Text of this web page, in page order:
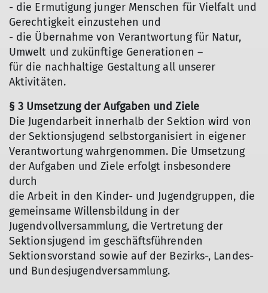
- die Ermutigung junger Menschen für Vielfalt und
Gerechtigkeit einzustehen und
- die Übernahme von Verantwortung für Natur,
Umwelt und zukünftige Generationen –
für die nachhaltige Gestaltung all unserer
Aktivitäten.
§ 3 Umsetzung der Aufgaben und Ziele
Die Jugendarbeit innerhalb der Sektion wird von
der Sektionsjugend selbstorganisiert in eigener
Verantwortung wahrgenommen. Die Umsetzung
der Aufgaben und Ziele erfolgt insbesondere
durch
die Arbeit in den Kinder- und Jugendgruppen, die
gemeinsame Willensbildung in der
Jugendvollversammlung, die Vertretung der
Sektionsjugend im geschäftsführenden
Sektionsvorstand sowie auf der Bezirks-, Landes-
und Bundesjugendversammlung.